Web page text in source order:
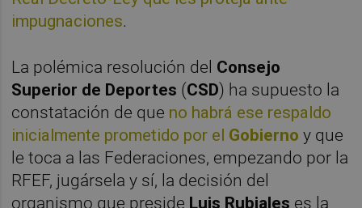
impugnaciones.
La polémica resolución del Consejo
Superior de Deportes (CSD) ha supuesto la
constatación de que no habrá ese respaldo
inicialmente prometido por el Gobierno y que
le toca a las Federaciones, empezando por la
RFEF, jugársela y sí, la decisión del
organismo que preside Luis Rubiales es la